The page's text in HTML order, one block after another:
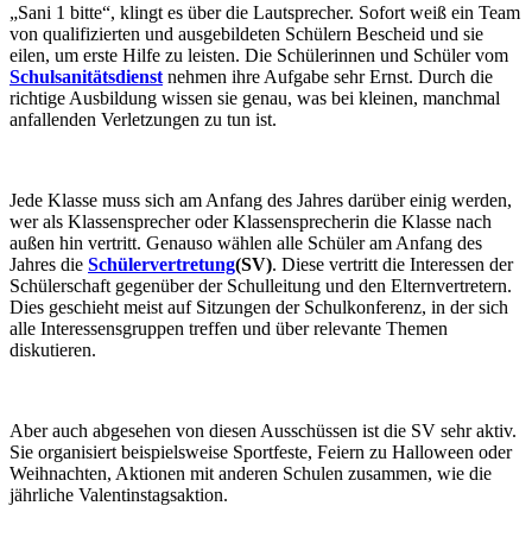
„Sani 1 bitte“, klingt es über die Lautsprecher. Sofort weiß ein Team
von qualifizierten und ausgebildeten Schülern Bescheid und sie
eilen, um erste Hilfe zu leisten. Die Schülerinnen und Schüler vom
Schulsanitätsdienst nehmen ihre Aufgabe sehr Ernst. Durch die
richtige Ausbildung wissen sie genau, was bei kleinen, manchmal
anfallenden Verletzungen zu tun ist.
Jede Klasse muss sich am Anfang des Jahres darüber einig werden,
wer als Klassensprecher oder Klassensprecherin die Klasse nach
außen hin vertritt. Genauso wählen alle Schüler am Anfang des
Jahres die Schülervertretung(SV). Diese vertritt die Interessen der
Schülerschaft gegenüber der Schulleitung und den Elternvertretern.
Dies geschieht meist auf Sitzungen der Schulkonferenz, in der sich
alle Interessensgruppen treffen und über relevante Themen
diskutieren.
Aber auch abgesehen von diesen Ausschüssen ist die SV sehr aktiv.
Sie organisiert beispielsweise Sportfeste, Feiern zu Halloween oder
Weihnachten, Aktionen mit anderen Schulen zusammen, wie die
jährliche Valentinstagsaktion.